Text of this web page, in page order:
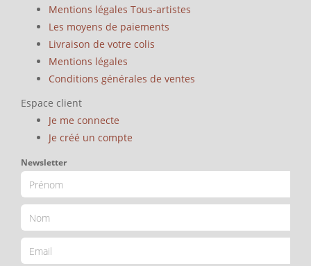
Mentions légales Tous-artistes
Les moyens de paiements
Livraison de votre colis
Mentions légales
Conditions générales de ventes
Espace client
Je me connecte
Je créé un compte
Newsletter